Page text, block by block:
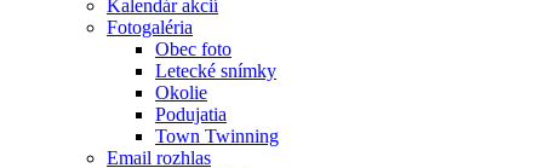
Kalendár akcií
Fotogaléria
Obec foto
Letecké snímky
Okolie
Podujatia
Town Twinning
Email rozhlas